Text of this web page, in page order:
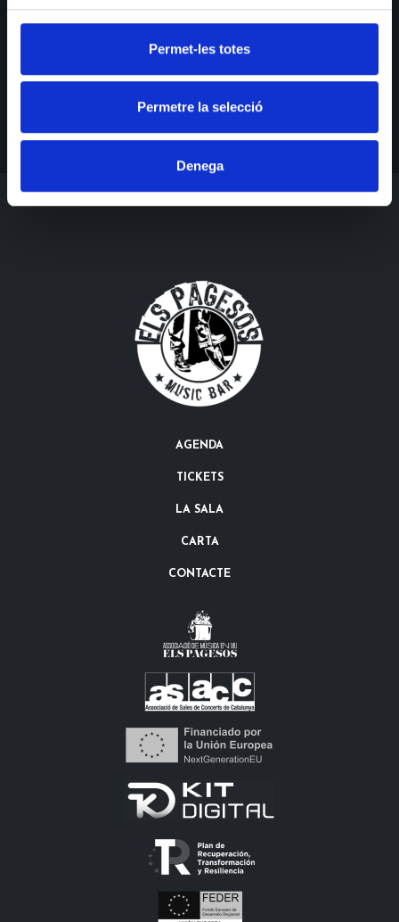
Permet-les totes
Permetre la selecció
Denega
SUBSCRIU-TE PER BALLAR
AGENDA
TICKETS
LA SALA
CARTA
CONTACTE